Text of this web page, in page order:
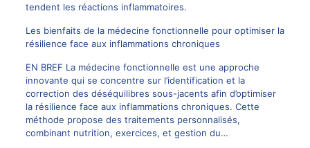
tendent les réactions inflammatoires.
Les bienfaits de la médecine fonctionnelle pour optimiser la
résilience face aux inflammations chroniques
EN BREF La médecine fonctionnelle est une approche
innovante qui se concentre sur l’identification et la
correction des déséquilibres sous-jacents afin d’optimiser
la résilience face aux inflammations chroniques. Cette
méthode propose des traitements personnalisés,
combinant nutrition, exercices, et gestion du…